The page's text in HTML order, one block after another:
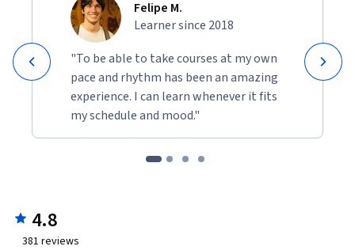
Felipe M.
Learner since 2018
"To be able to take courses at my own
pace and rhythm has been an amazing
experience. I can learn whenever it fits
my schedule and mood."
4.8
381 reviews